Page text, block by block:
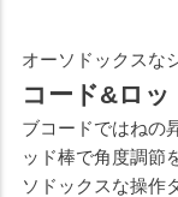
オーソドックスな
コード&ロッ
ブコードではねの
ッド棒で角度調節
ソドックスな操作